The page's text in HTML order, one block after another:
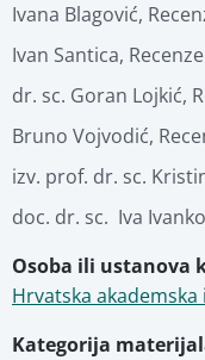
Ivana Blagović,
Ivan Santica,
dr. sc. Goran Lojkić,
Bruno Vojvodić,
izv. prof. dr. sc.
doc. dr. sc.  Iva
Osoba ili ustanova
Hrvatska akademska
Kategorija